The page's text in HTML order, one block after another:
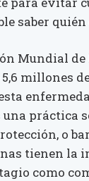
saber
Mundial de
millones
una práctica
o
tienen la
como